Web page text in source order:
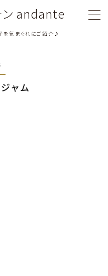
ン andante
を気まぐれにご紹介♪
ャム